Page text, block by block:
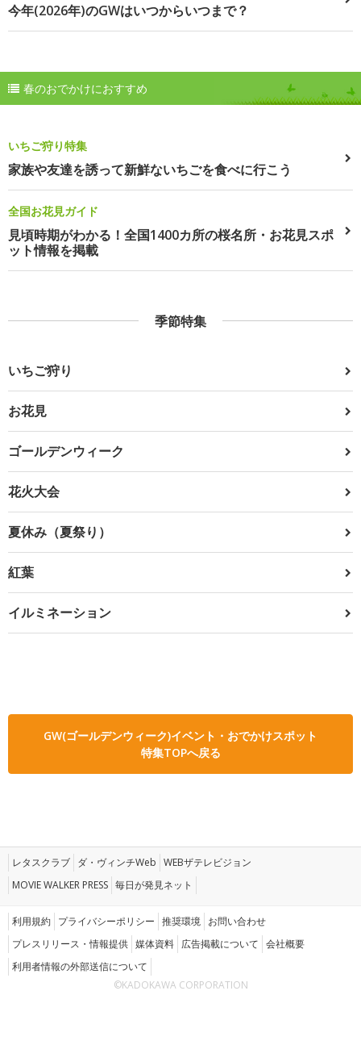
今年(2026年)のGWはいつからいつまで？
春のおでかけにおすすめ
いちご狩り特集
家族や友達を誘って新鮮ないちごを食べに行こう
全国お花見ガイド
見頃時期がわかる！全国1400カ所の桜名所・お花見スポ
ット情報を掲載
季節特集
いちご狩り
お花見
ゴールデンウィーク
花火大会
夏休み（夏祭り）
紅葉
イルミネーション
GW(ゴールデンウィーク)イベント・おでかけスポット
特集TOPへ戻る
レタスクラブ ダ・ヴィンチWeb WEBザテレビジョン
MOVIE WALKER PRESS 毎日が発見ネット
利用規約 プライバシーポリシー 推奨環境 お問い合わせ
プレスリリース・情報提供 媒体資料 広告掲載について 会社概要
利用者情報の外部送信について
©KADOKAWA CORPORATION